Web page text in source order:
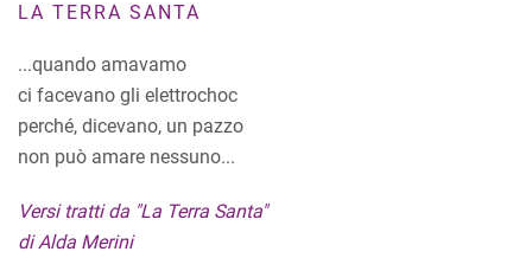
LA TERRA SANTA
...quando amavamo
ci facevano gli elettrochoc
perché, dicevano, un pazzo
non può amare nessuno...
Versi tratti da "La Terra Santa"
di Alda Merini